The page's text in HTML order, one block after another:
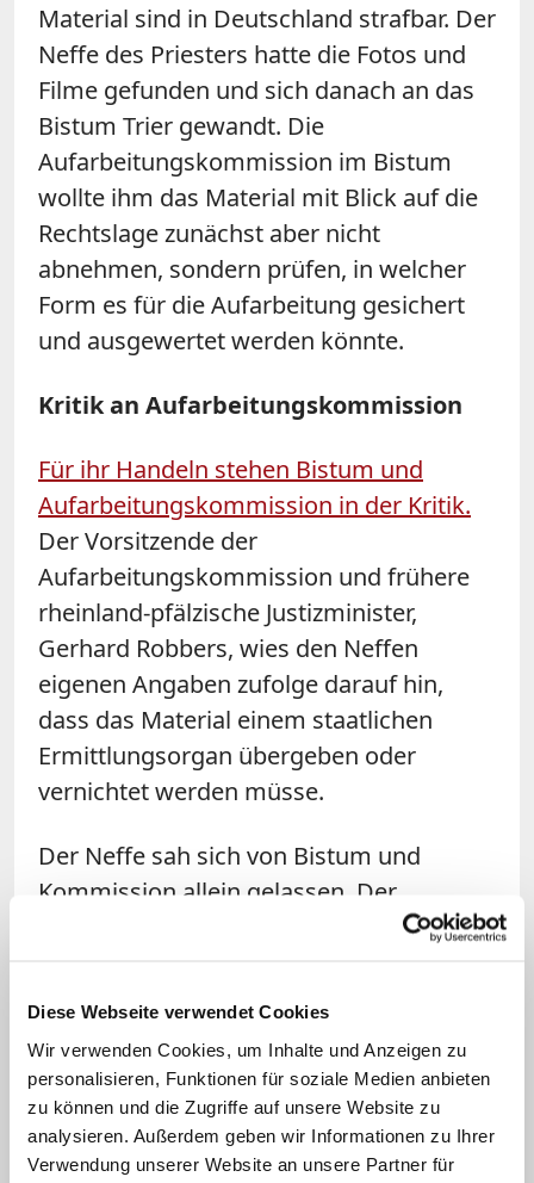
Diese Webseite verwendet Cookies
Wir verwenden Cookies, um Inhalte und Anzeigen zu
personalisieren, Funktionen für soziale Medien anbieten
zu können und die Zugriffe auf unsere Website zu
analysieren. Außerdem geben wir Informationen zu Ihrer
Verwendung unserer Website an unsere Partner für
Material sind in Deutschland strafbar. Der
Neffe des Priesters hatte die Fotos und
Filme gefunden und sich danach an das
Bistum Trier gewandt. Die
Aufarbeitungskommission im Bistum
wollte ihm das Material mit Blick auf die
Rechtslage zunächst aber nicht
abnehmen, sondern prüfen, in welcher
Form es für die Aufarbeitung gesichert
und ausgewertet werden könnte.
Kritik an Aufarbeitungskommission
Für ihr Handeln stehen Bistum und
Aufarbeitungskommission in der Kritik.
Der Vorsitzende der
Aufarbeitungskommission und frühere
rheinland-pfälzische Justizminister,
Gerhard Robbers, wies den Neffen
eigenen Angaben zufolge darauf hin,
dass das Material einem staatlichen
Ermittlungsorgan übergeben oder
vernichtet werden müsse.
Der Neffe sah sich von Bistum und
Kommission allein gelassen. Der
Münsteraner Kirchenrechtler Thomas
Bistum und Kommission wäre es
Staatsanwaltschaft und zur Polizei zu
begleiten, um Wege zu suchen, die Fotos
rechtssicher zu untersuchen.Bischof